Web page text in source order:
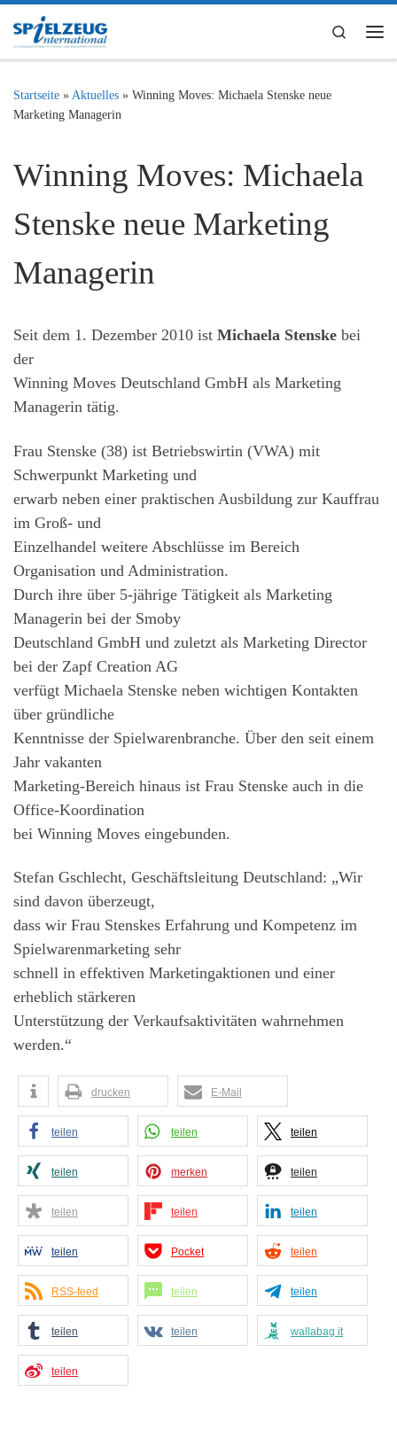
Zum Inhalt springen
Search
Startseite » Aktuelles » Winning Moves: Michaela Stenske neue
Marketing Managerin
Winning Moves: Michaela
Stenske neue Marketing
Managerin
Seit dem 1. Dezember 2010 ist Michaela Stenske bei
der
Winning Moves Deutschland GmbH als Marketing
Managerin tätig.
Frau Stenske (38) ist Betriebswirtin (VWA) mit
Schwerpunkt Marketing und
erwarb neben einer praktischen Ausbildung zur Kauffrau
im Groß- und
Einzelhandel weitere Abschlüsse im Bereich
Organisation und Administration.
Durch ihre über 5-jährige Tätigkeit als Marketing
Managerin bei der Smoby
Deutschland GmbH und zuletzt als Marketing Director
bei der Zapf Creation AG
verfügt Michaela Stenske neben wichtigen Kontakten
über gründliche
Kenntnisse der Spielwarenbranche. Über den seit einem
Jahr vakanten
Marketing-Bereich hinaus ist Frau Stenske auch in die
Office-Koordination
bei Winning Moves eingebunden.
Stefan Gschlecht, Geschäftsleitung Deutschland: „Wir
sind davon überzeugt,
dass wir Frau Stenskes Erfahrung und Kompetenz im
Spielwarenmarketing sehr
schnell in effektiven Marketingaktionen und einer
erheblich stärkeren
Unterstützung der Verkaufsaktivitäten wahrnehmen
werden.“
drucken E-Mail
teilen teilen teilen
teilen merken teilen
teilen teilen teilen
teilen Pocket teilen
RSS-feed teilen teilen
teilen teilen wallabag it
teilen